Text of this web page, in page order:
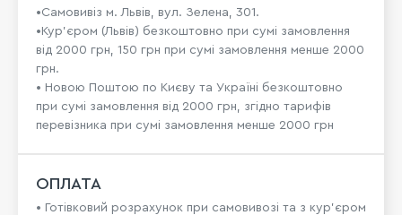
•Самовивіз м. Львів, вул. Зелена, 301.
•Кур'єром (Львів) безкоштовно при сумі замовлення
від 2000 грн, 150 грн при сумі замовлення менше 2000
грн.
• Новою Поштою по Києву та Україні безкоштовно
при сумі замовлення від 2000 грн, згідно тарифів
перевізника при сумі замовлення менше 2000 грн
ОПЛАТА
• Готівковий розрахунок при самовивозі та з кур’єром